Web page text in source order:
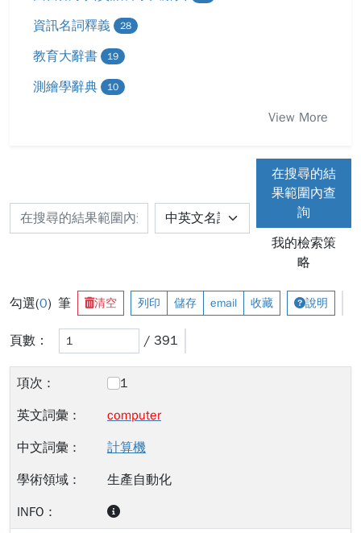
資訊名詞釋義 28
教育大辭書 19
測繪學辭典 10
View More
在搜尋的結
果範圍內查
詢
我的檢索策
略
勾選(0) 筆 清空 列印 儲存 email 收藏 說明
頁數： / 391
1
computer
計算機
生產自動化